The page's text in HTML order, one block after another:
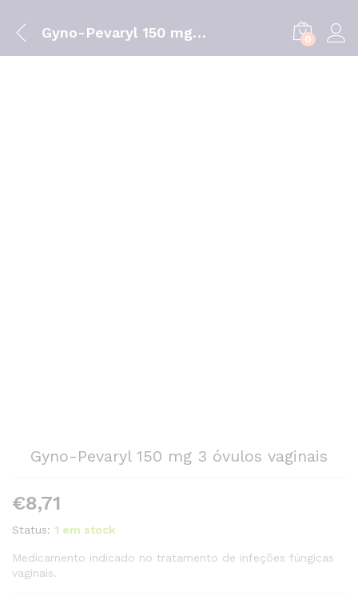
Gyno-Pevaryl 150 mg 3 óvulos vaginais 0
Gyno-Pevaryl 150 mg 3 óvulos vaginais
€8,71
Status: 1 em stock
Medicamento indicado no tratamento de infeções fúngicas
vaginais.